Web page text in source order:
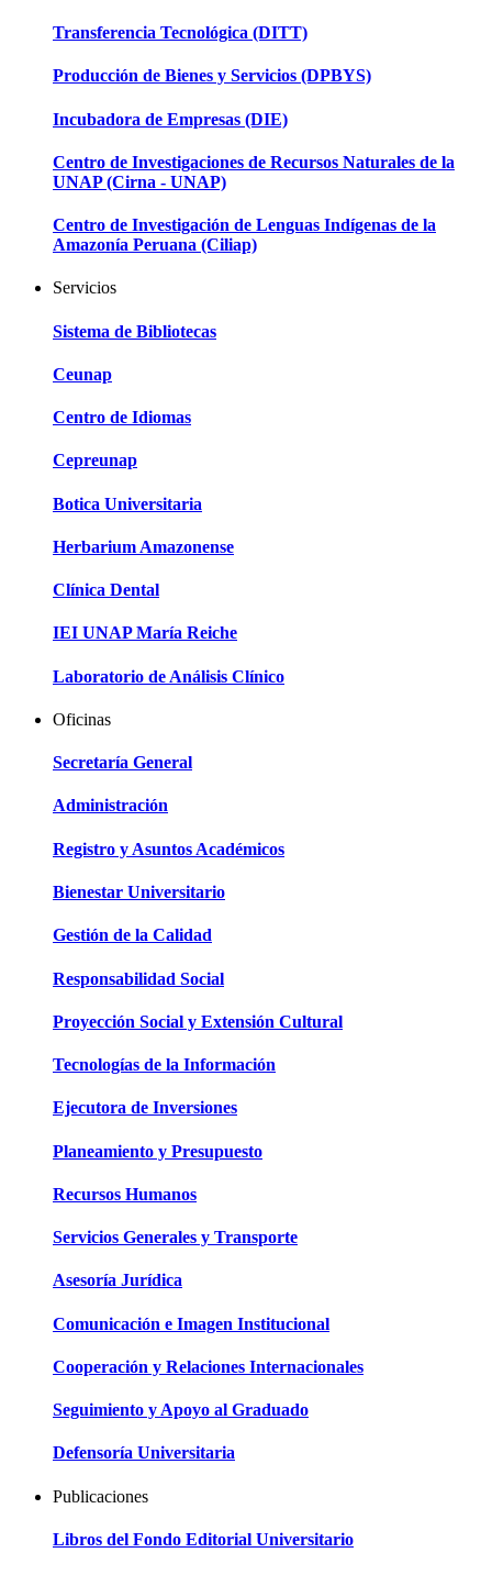
Transferencia Tecnológica (DITT)
Producción de Bienes y Servicios (DPBYS)
Incubadora de Empresas (DIE)
Centro de Investigaciones de Recursos Naturales de la
UNAP (Cirna - UNAP)
Centro de Investigación de Lenguas Indígenas de la
Amazonía Peruana (Ciliap)
Servicios
Sistema de Bibliotecas
Ceunap
Centro de Idiomas
Cepreunap
Botica Universitaria
Herbarium Amazonense
Clínica Dental
IEI UNAP María Reiche
Laboratorio de Análisis Clínico
Oficinas
Secretaría General
Administración
Registro y Asuntos Académicos
Bienestar Universitario
Gestión de la Calidad
Responsabilidad Social
Proyección Social y Extensión Cultural
Tecnologías de la Información
Ejecutora de Inversiones
Planeamiento y Presupuesto
Recursos Humanos
Servicios Generales y Transporte
Asesoría Jurídica
Comunicación e Imagen Institucional
Cooperación y Relaciones Internacionales
Seguimiento y Apoyo al Graduado
Defensoría Universitaria
Publicaciones
Libros del Fondo Editorial Universitario